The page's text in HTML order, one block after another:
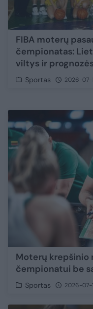
FIBA moterų
čempionatas:
viltys ir
Sportas 2026-07-
Moterų krepšinio
čempionatui be
Sportas 2026-07-